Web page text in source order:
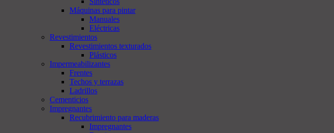
Máquinas para pintar
Manuales
Eléctricas
Revestimientos
Revestimientos texturados
Plásticos
Impermeabilizantes
Frentes
Techos y terrazas
Ladrillos
Cementicios
Impregnantes
Recubrimiento para maderas
Impregnantes